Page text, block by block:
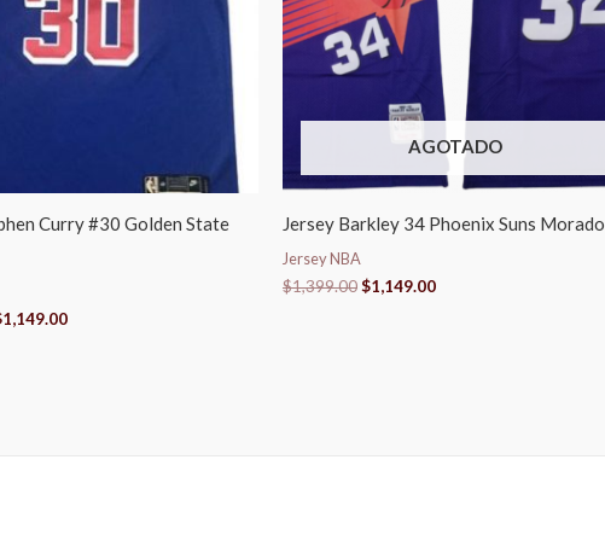
Curry #30 Golden State
1,149.00
AGOTADO
Jersey Barkley 34 Phoenix Suns Morado
Jersey NBA
$1,399.00$1,149.00